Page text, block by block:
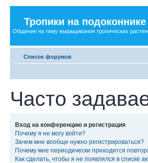
Тропики на
Общение на тему выращивания тропических
Список форумов
Часто
Вход на конференцию и регистрация
Почему я не могу войти?
Зачем мне вообще нужно регистрироваться?
Почему мне периодически приходится
Как сделать, чтобы я не появлялся в списке